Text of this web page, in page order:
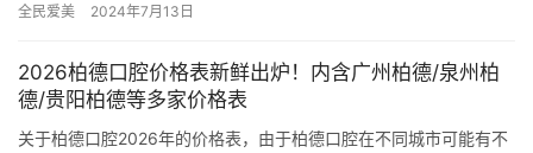
全民爱美 2024年7月13日
2026柏德口腔价格表新鲜出炉！内含广州柏德/泉州柏
德/贵阳柏德等多家价格表
关于柏德口腔2026年的价格表，由于柏德口腔在不同城市可能有不